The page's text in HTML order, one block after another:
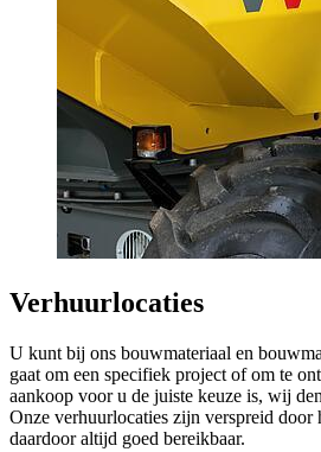
Verhuurlocaties
U kunt bij ons bouwmateriaal en
gaat om een specifiek project of om te
aankoop voor u de juiste keuze is, wij
Onze verhuurlocaties zijn verspreid door
daardoor altijd goed bereikbaar.